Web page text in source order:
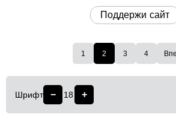
Поддержи сайт
1 2 3 4
Шрифт − 18 +